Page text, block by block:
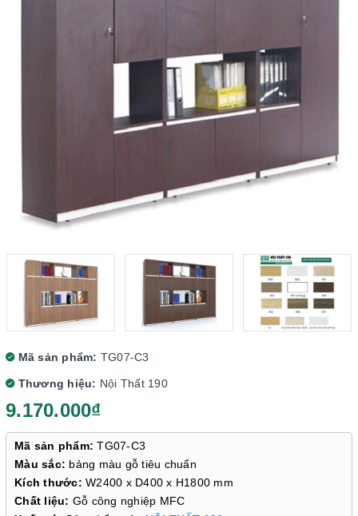
Mã sản phẩm: TG07-C3
Thương hiệu: Nội Thất 190
9.170.000₫
Mã sản phẩm: TG07-C3
Màu sắc: bảng màu gỗ tiêu chuẩn
Kích thước: W2400 x D400 x H1800 mm
Chất liệu: Gỗ công nghiệp MFC